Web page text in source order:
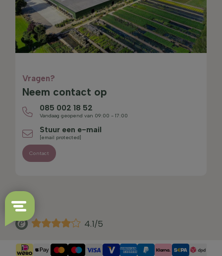
Vragen?
Neem contact op
085 002 18 52
Vandaag geopend van 09:00 - 17:00
Stuur een e-mail
[email protected]
Contact
4.1/5